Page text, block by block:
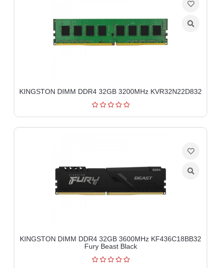
KINGSTON DIMM DDR4 32GB 3200MHz KVR32N22D832
KINGSTON DIMM DDR4 32GB 3600MHz KF436C18BB32
Fury Beast Black